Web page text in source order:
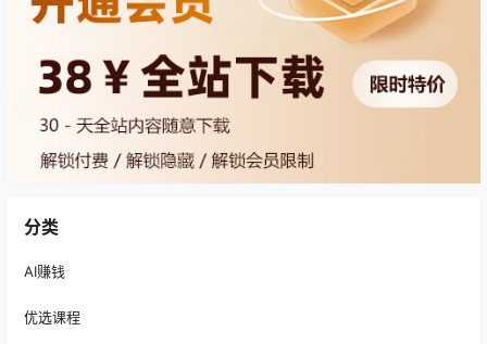
分类
AI赚钱
优选课程